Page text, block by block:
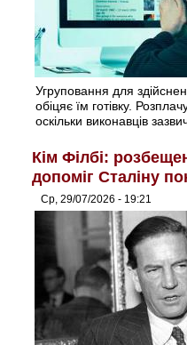
Угруповання для
обіцяє їм готівку.
оскільки виконавців
Кім Філбі:
допоміг Сталіну
Ср, 29/07/2026 - 19:21